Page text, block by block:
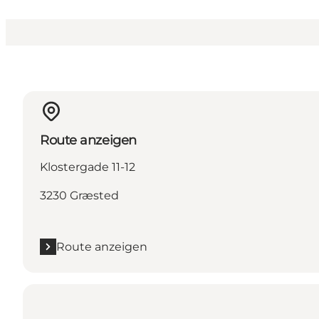
Route anzeigen
Klostergade 11-12
3230 Græsted
Route anzeigen